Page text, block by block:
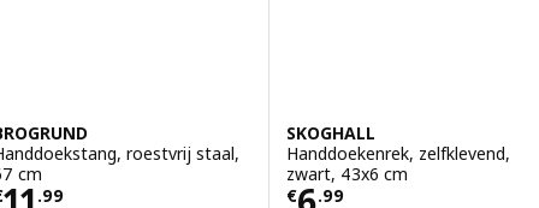
roestvrij staal,
cm
.99
SKOGHALL
Handdoekenrek, zelfklevend,
zwart, 43x6 cm
€
.99